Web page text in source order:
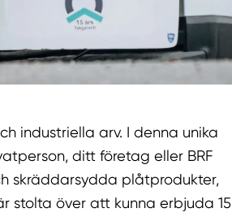
industriella arv. I denna unika
ditt företag eller BRF
skräddarsydda plåtprodukter,
stolta över att kunna erbjuda 15